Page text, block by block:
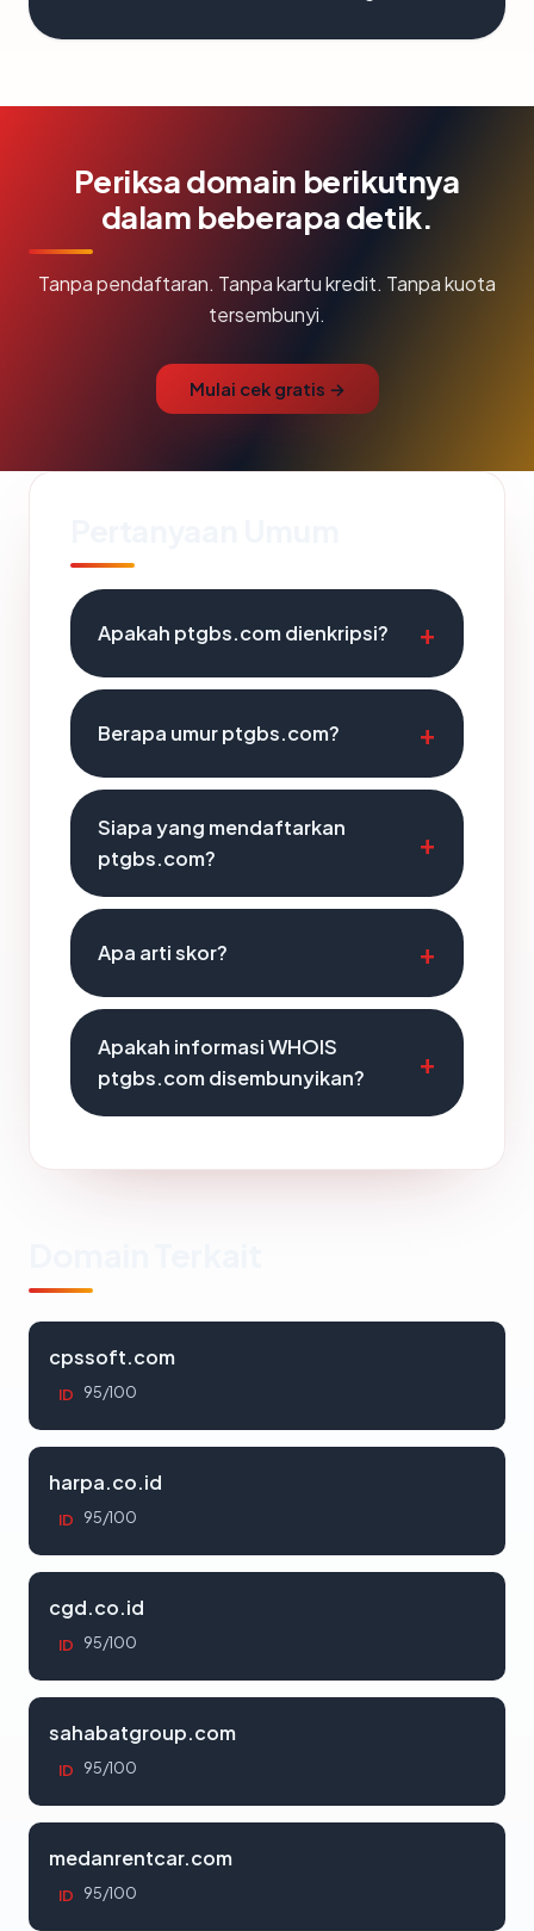
Periksa domain berikutnya
dalam beberapa detik.
Tanpa pendaftaran. Tanpa kartu kredit. Tanpa kuota
tersembunyi.
Mulai cek gratis →
Apakah ptgbs.com dienkripsi?
Berapa umur ptgbs.com?
Siapa yang mendaftarkan
ptgbs.com?
Apa arti skor?
Apakah informasi WHOIS
ptgbs.com disembunyikan?
cpssoft.com
ID 95/100
harpa.co.id
ID 95/100
cgd.co.id
ID 95/100
sahabatgroup.com
ID 95/100
medanrentcar.com
ID 95/100